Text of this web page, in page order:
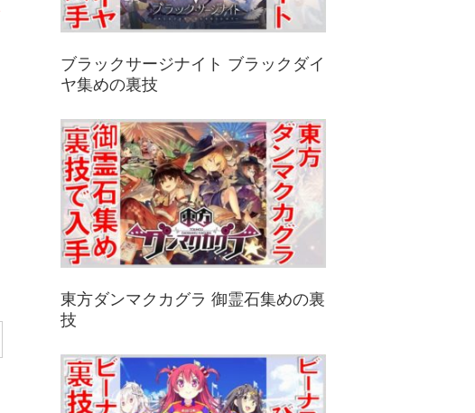
ブラックサージナイト ブラックダイ
ヤ集めの裏技
東方ダンマクカグラ 御霊石集めの裏
技